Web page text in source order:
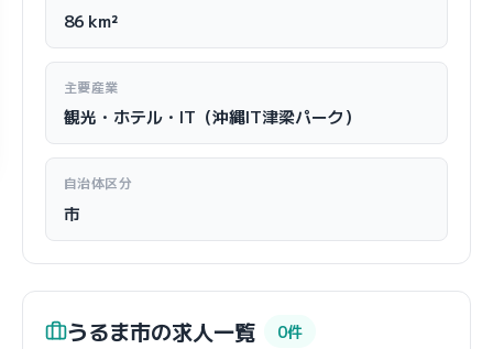
86 km²
主要産業
観光・ホテル・IT（沖縄IT津梁パーク）
自治体区分
市
うるま市の求人一覧 0件